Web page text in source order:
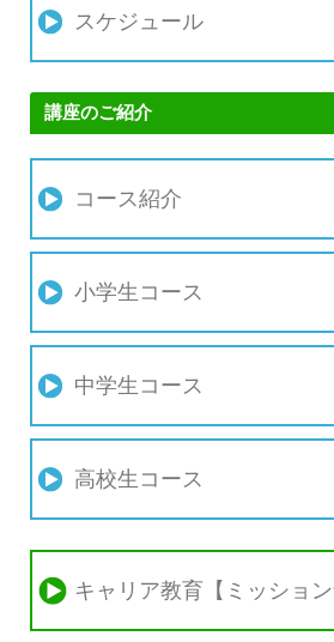
スケジュール
講座のご紹介
コース紹介
小学生コース
中学生コース
高校生コース
キャリア教育【ミッション